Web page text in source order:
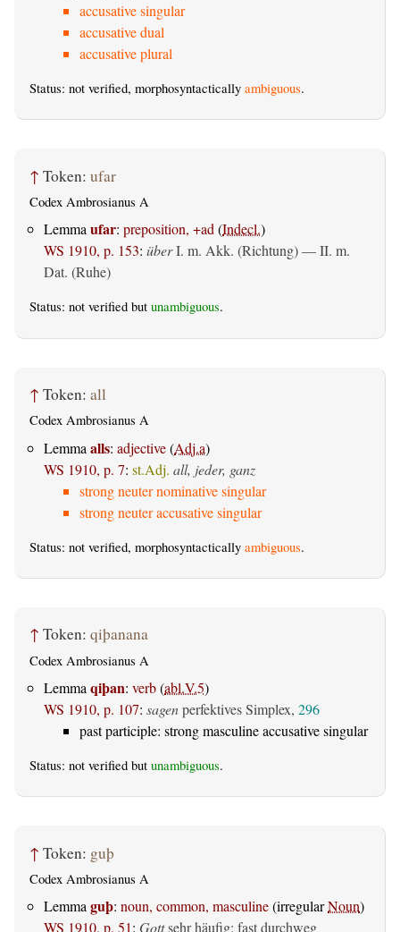
accusative singular
accusative dual
accusative plural
Status: not verified, morphosyntactically ambiguous.
↑ Token: ufar
Codex Ambrosianus A
Lemmaufar: preposition, +ad(Indecl.)
WS 1910, p. 153: überI. m. Akk. (Richtung)— II. m.
Dat. (Ruhe)
Status: not verified but unambiguous.
↑ Token: all
Codex Ambrosianus A
Lemma alls: adjective(Adj.a)
WS 1910, p. 7: st.Adj. all, jeder, ganz
strong neuter nominative singular
strong neuter accusative singular
Status: not verified, morphosyntactically ambiguous.
↑ Token: qiþanana
Codex Ambrosianus A
Lemma qiþan: verb(abl.V.5)
WS 1910, p. 107: sagenperfektives Simplex, 296
past participle: strong masculine accusative singular
Status: not verified but unambiguous.
↑ Token: guþ
Codex Ambrosianus A
Lemmaguþ: noun, common, masculine(irregularNoun)
WS 1910, p. 51: Gottsehr häufig; fast durchweg